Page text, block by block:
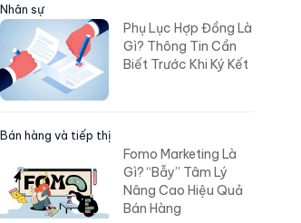
Nhân sự
Phụ Lục Hợp Đồng Là
Gì? Thông Tin Cần
Biết Trước Khi Ký Kết
Bán hàng và tiếp thị
Fomo Marketing Là
Gì? “Bẫy” Tâm Lý
Nâng Cao Hiệu Quả
Bán Hàng